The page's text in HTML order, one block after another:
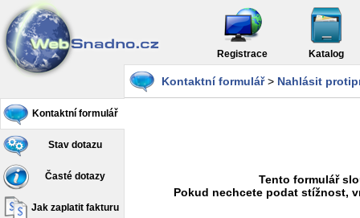
Registrace Katalog
Kontaktní formulář
Stav dotazu
Časté dotazy
Jak zaplatit fakturu
Kontaktní formulář> Nahlásit
Tento formulář
Pokud nechcete podat stížnost,